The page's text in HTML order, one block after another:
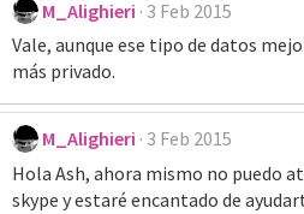
M_Alighieri 3 Feb 2015
Vale, aunque ese tipo de datos
más privado.
M_Alighieri 3 Feb 2015
Hola Ash, ahora mismo no puedo
skype y estaré encantado de